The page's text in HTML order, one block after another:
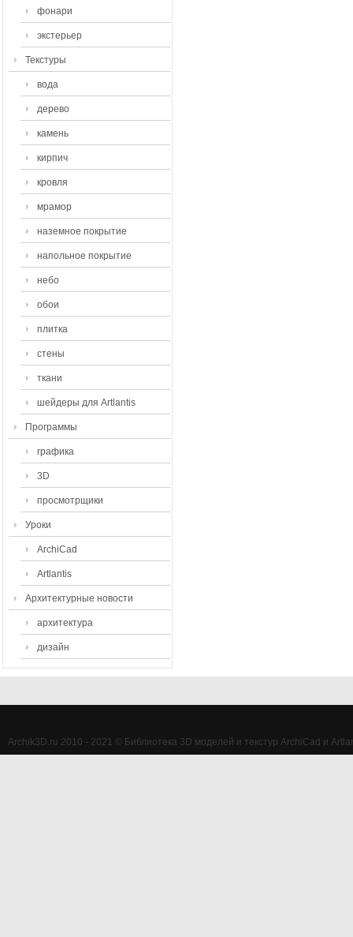
фонари
экстерьер
Текстуры
вода
дерево
камень
кирпич
кровля
мрамор
наземное покрытие
напольное покрытие
небо
обои
плитка
стены
ткани
шейдеры для Artlantis
Программы
графика
3D
просмотрщики
Уроки
ArchiCad
Artlantis
Архитектурные новости
архитектура
дизайн
Archik3D.ru 2010 - 2021 © Библиотека 3D моделей и текстур ArchiCad и